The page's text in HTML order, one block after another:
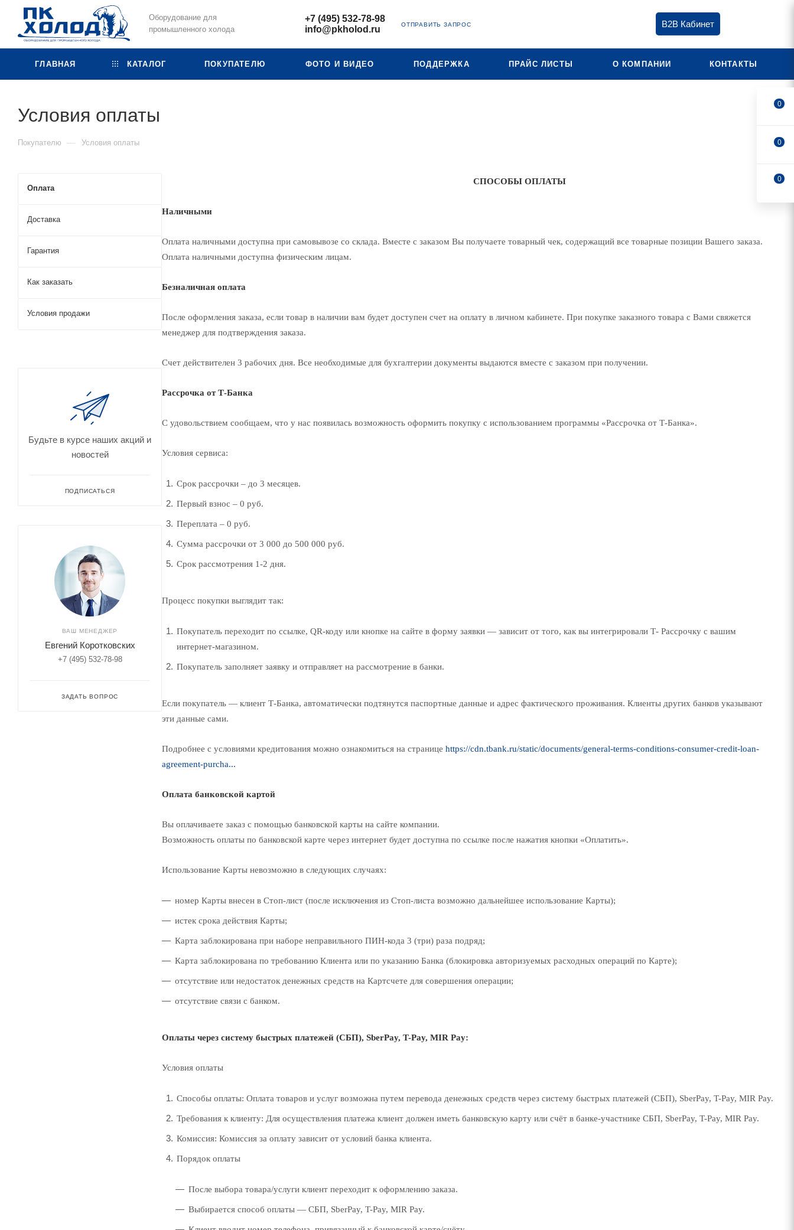
Оборудование для
промышленного холода
+7 (495) 532-78-98
info@pkholod.ru
ОТПРАВИТЬ ЗАПРОС B2B Кабинет
ГЛАВНАЯ КАТАЛОГ ПОКУПАТЕЛЮ ФОТО И ВИДЕО ПОДДЕРЖКА ПРАЙС ЛИСТЫ О КОМПАНИИ КОНТАКТЫ
Условия оплаты
Покупателю — Условия оплаты
СПОСОБЫ ОПЛАТЫ
Наличными
Оплата наличными доступна при самовывозе со склада. Вместе с заказом Вы получаете товарный чек, содержащий все товарные позиции Вашего заказа.
Оплата наличными доступна физическим лицам.
Безналичная оплата
После оформления заказа, если товар в наличии вам будет доступен счет на оплату в личном кабинете. При покупке заказного товара c Вами свяжется
менеджер для подтверждения заказа.
Счет действителен 3 рабочих дня. Все необходимые для бухгалтерии документы выдаются вместе с заказом при получении.
Рассрочка от Т-Банка
С удовольствием сообщаем, что у нас появилась возможность оформить покупку с использованием программы «Рассрочка от Т-Банка».
Условия сервиса:
Срок рассрочки – до 3 месяцев.
Первый взнос – 0 руб.
Переплата – 0 руб.
Сумма рассрочки от 3 000 до 500 000 руб.
Срок рассмотрения 1-2 дня.
Процесс покупки выглядит так:
Покупатель переходит по ссылке, QR-коду или кнопке на сайте в форму заявки — зависит от того, как вы интегрировали Т- Рассрочку с вашим
интернет-магазином.
Покупатель заполняет заявку и отправляет на рассмотрение в банки.
Если покупатель — клиент Т‑Банка, автоматически подтянутся паспортные данные и адрес фактического проживания. Клиенты других банков указывают
эти данные сами.
Подробнее с условиями кредитования можно ознакомиться на странице https://cdn.tbank.ru/static/documents/general-terms-conditions-consumer-credit-loan-
agreement-purcha...
Оплата банковской картой
Вы оплачиваете заказ с помощью банковской карты на сайте компании.
Возможность оплаты по банковской карте через интернет будет доступна по ссылке после нажатия кнопки «Оплатить».
Использование Карты невозможно в следующих случаях:
номер Карты внесен в Стоп-лист (после исключения из Стоп-листа возможно дальнейшее использование Карты);
истек срока действия Карты;
Карта заблокирована при наборе неправильного ПИН-кода 3 (три) раза подряд;
Карта заблокирована по требованию Клиента или по указанию Банка (блокировка авторизуемых расходных операций по Карте);
отсутствие или недостаток денежных средств на Картсчете для совершения операции;
отсутствие связи с банком.
Оплаты через систему быстрых платежей (СБП), SberPay, T-Pay, MIR Pay:
Условия оплаты
Способы оплаты: Оплата товаров и услуг возможна путем перевода денежных средств через систему быстрых платежей (СБП), SberPay, T-Pay, MIR Pay.
Требования к клиенту: Для осуществления платежа клиент должен иметь банковскую карту или счёт в банке-участнике СБП, SberPay, T-Pay, MIR Pay.
Комиссия: Комиссия за оплату зависит от условий банка клиента.
Порядок оплаты
После выбора товара/услуги клиент переходит к оформлению заказа.
Выбирается способ оплаты — СБП, SberPay, T-Pay, MIR Pay.
Оплата
Доставка
Гарантия
Как заказать
Условия продажи
Будьте в курсе наших акций и
новостей
ПОДПИСАТЬСЯ
ВАШ МЕНЕДЖЕР
Евгений Коротковских
+7 (495) 532-78-98
ЗАДАТЬ ВОПРОС
0
0
0